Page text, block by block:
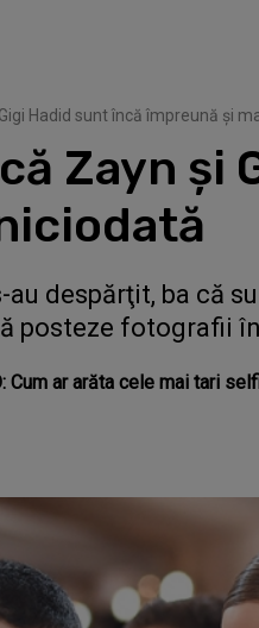
Hadid sunt încă împreună şi
că Zayn
au despărţit, ba că
posteze fotografii
Cum ar arăta cele mai tari